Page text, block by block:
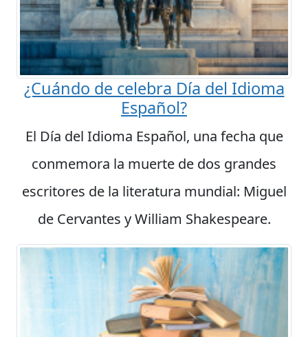
¿Cuándo de celebra Día del Idioma
Español?
El Día del Idioma Español, una fecha que
conmemora la muerte de dos grandes
escritores de la literatura mundial: Miguel
de Cervantes y William Shakespeare.